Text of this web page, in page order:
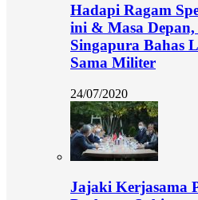
Hadapi Ragam
ini & Masa
Singapura Bahas
Sama Militer
24/07/2020
Jajaki Kerjasama